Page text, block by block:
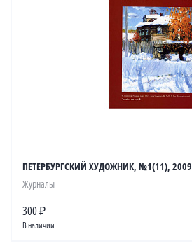
ПЕТЕРБУРГСКИЙ ХУДОЖНИК, №1(11), 2009
Журналы
300 ₽
В наличии